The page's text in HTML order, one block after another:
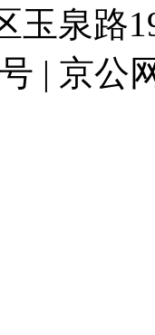
玉泉路
| 京公